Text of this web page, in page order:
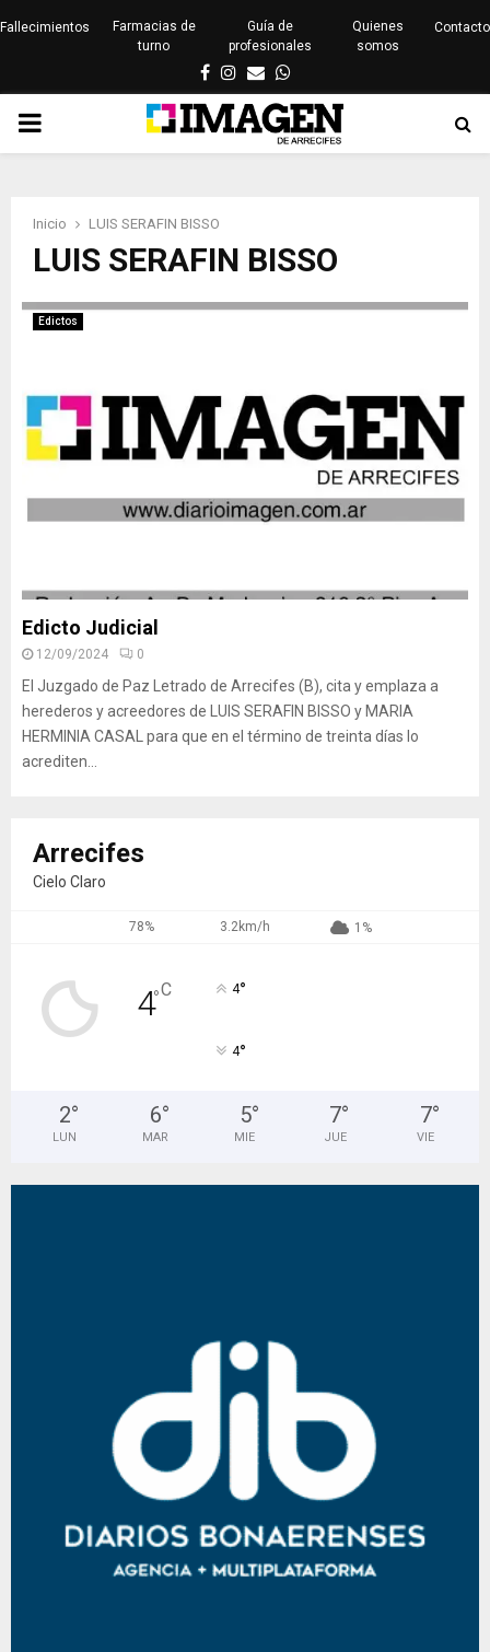
Fallecimientos
Farmacias de
turno
Guía de
profesionales
Quienes
somos
Contacto
Facebook
Instagram
EmailWhatsapp
PRIMARY
Inicio LUIS SERAFIN BISSO
LUIS SERAFIN BISSO
Edictos
Edicto Judicial
12/09/2024 0
El Juzgado de Paz Letrado de Arrecifes (B), cita y emplaza a
herederos y acreedores de LUIS SERAFIN BISSO y MARIA
HERMINIA CASAL para que en el término de treinta días lo
acrediten...
Arrecifes
Cielo Claro
78% 3.2km/h 1%
4°C 4°
4°
2°
LUN
6°
MAR
5°
MIE
7°
JUE
7°
VIE